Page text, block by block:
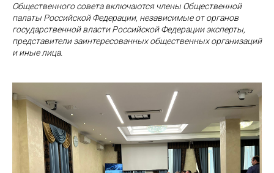
Общественного совета включаются члены Общественной
палаты Российской Федерации, независимые от органов
государственной власти Российской Федерации эксперты,
представители заинтересованных общественных организаций
и иные лица.